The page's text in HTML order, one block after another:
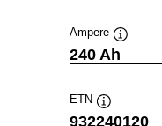
Ampere
240 Ah
ETN
Verktygstips
932240120